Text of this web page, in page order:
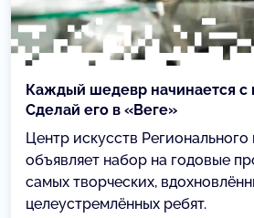
Каждый шедевр начинается с
Сделай его в «Веге»
Центр искусств Регионального
объявляет набор на годовые
самых творческих,
целеустремлённых ребят.